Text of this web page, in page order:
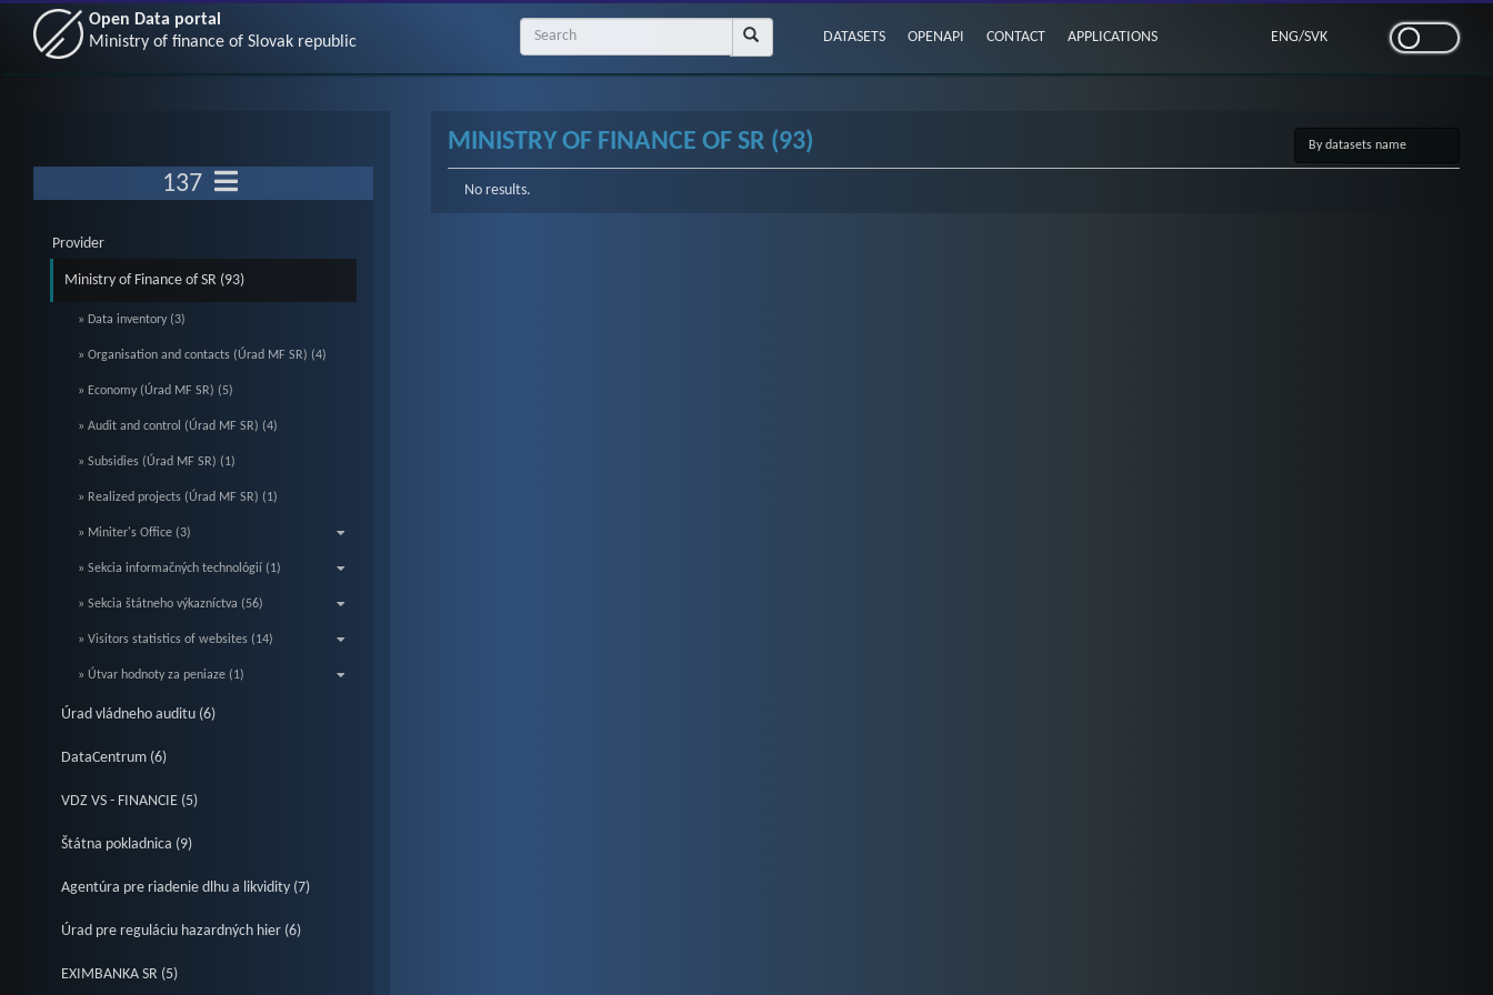
Open Data portal
Ministry of finance of Slovak republic
DATASETS OPENAPI CONTACT APPLICATIONS ENG/SVK
137
Provider
Ministry of Finance of SR (93)
» Data inventory (3)
» Organisation and contacts (Úrad MF SR) (4)
» Economy (Úrad MF SR) (5)
» Audit and control (Úrad MF SR) (4)
» Subsidies (Úrad MF SR) (1)
» Realized projects (Úrad MF SR) (1)
» Miniter's Office (3)
» Sekcia informačných technológií (1)
» Sekcia štátneho výkazníctva (56)
» Visitors statistics of websites (14)
» Útvar hodnoty za peniaze (1)
Úrad vládneho auditu (6)
DataCentrum (6)
VDZ VS - FINANCIE (5)
Štátna pokladnica (9)
Agentúra pre riadenie dlhu a likvidity (7)
Úrad pre reguláciu hazardných hier (6)
EXIMBANKA SR (5)
MINISTRY OF FINANCE OF SR (93)
No results.